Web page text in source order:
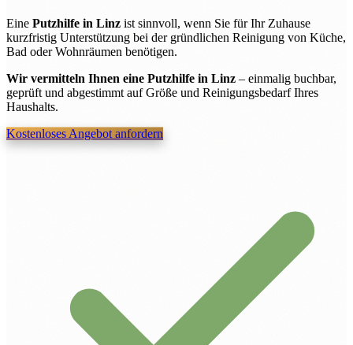
Eine Putzhilfe in Linz ist sinnvoll, wenn Sie für Ihr Zuhause
kurzfristig Unterstützung bei der gründlichen Reinigung von Küche,
Bad oder Wohnräumen benötigen.
Wir vermitteln Ihnen eine Putzhilfe in Linz– einmalig buchbar,
geprüft und abgestimmt auf Größe und Reinigungsbedarf Ihres
Haushalts.
Kostenloses Angebot anfordern